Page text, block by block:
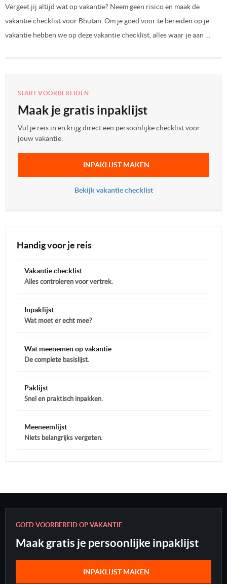
Vergeet jij altijd wat op vakantie? Neem geen risico en maak de
vakantie checklist voor Bhutan. Om je goed voor te bereiden op je
vakantie hebben we op deze vakantie checklist, alles waar je aan …
START VOORBEREIDEN
Maak je gratis inpaklijst
Vul je reis in en krijg direct een persoonlijke checklist voor
jouw vakantie.
INPAKLIJST MAKEN
Bekijk vakantie checklist
Handig voor je reis
Vakantie checklist
Alles controleren voor vertrek.
Inpaklijst
Wat moet er echt mee?
Wat meenemen op vakantie
De complete basislijst.
Paklijst
Snel en praktisch inpakken.
Meeneemlijst
Niets belangrijks vergeten.
GOED VOORBEREID OP VAKANTIE
Maak gratis je persoonlijke inpaklijst
INPAKLIJST MAKEN